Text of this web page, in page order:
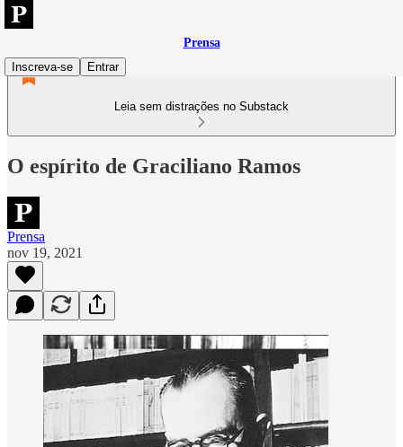
Prensa
Inscreva-se
Entrar
Leia sem distrações no Substack
O espírito de Graciliano Ramos
Prensa
nov 19, 2021